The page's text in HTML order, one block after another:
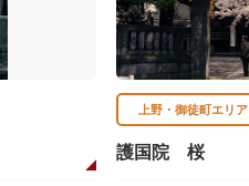
上野・御徒町エリア
護国院 桜